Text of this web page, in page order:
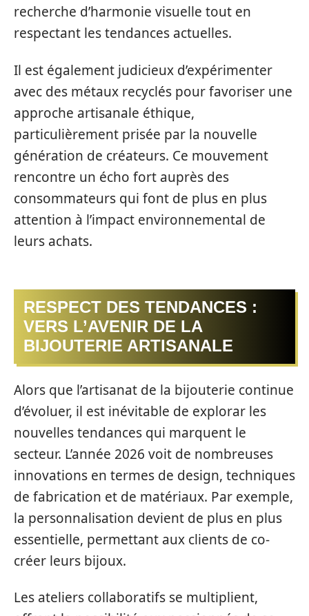
recherche d’harmonie visuelle tout en
respectant les tendances actuelles.
Il est également judicieux d’expérimenter
avec des métaux recyclés pour favoriser une
approche artisanale éthique,
particulièrement prisée par la nouvelle
génération de créateurs. Ce mouvement
rencontre un écho fort auprès des
consommateurs qui font de plus en plus
attention à l’impact environnemental de
leurs achats.
RESPECT DES TENDANCES :
VERS L’AVENIR DE LA
BIJOUTERIE ARTISANALE
Alors que l’artisanat de la bijouterie continue
d’évoluer, il est inévitable de explorar les
nouvelles tendances qui marquent le
secteur. L’année 2026 voit de nombreuses
innovations en termes de design, techniques
de fabrication et de matériaux. Par exemple,
la personnalisation devient de plus en plus
essentielle, permettant aux clients de co-
créer leurs bijoux.
Les ateliers collaboratifs se multiplient,